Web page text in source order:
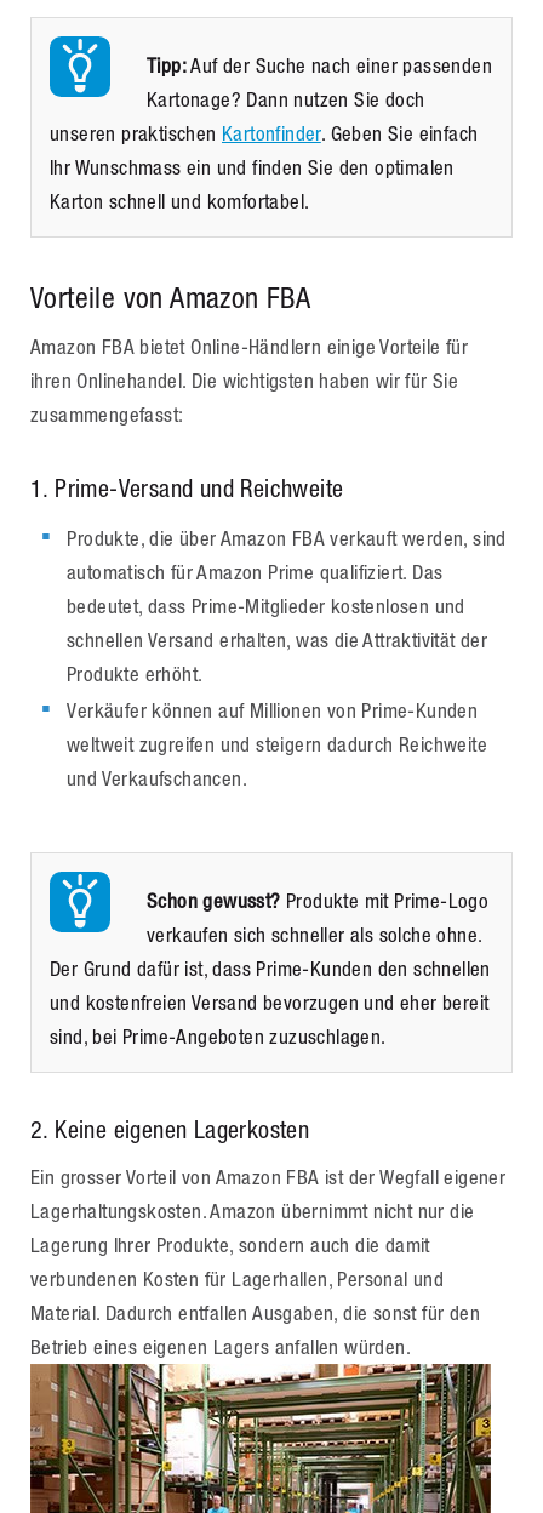
Tipp:Auf der Suche nach einer passenden
Kartonage? Dann nutzen Sie doch
unseren praktischen Kartonfinder. Geben Sie einfach
Ihr Wunschmass ein und finden Sie den optimalen
Karton schnell und komfortabel.
Vorteile von Amazon FBA
Amazon FBA bietet Online-Händlern einige Vorteile für
ihren Onlinehandel. Die wichtigsten haben wir für Sie
zusammengefasst:
1. Prime-Versand und Reichweite
Produkte, die über Amazon FBA verkauft werden, sind
automatisch für Amazon Prime qualifiziert. Das
bedeutet, dass Prime-Mitglieder kostenlosen und
schnellen Versand erhalten, was die Attraktivität der
Produkte erhöht.
Verkäufer können auf Millionen von Prime-Kunden
weltweit zugreifen und steigern dadurch Reichweite
und Verkaufschancen.
Schon gewusst? Produkte mit Prime-Logo
verkaufen sich schneller als solche ohne.
Der Grund dafür ist, dass Prime-Kunden den schnellen
und kostenfreien Versand bevorzugen und eher bereit
sind, bei Prime-Angeboten zuzuschlagen.
2. Keine eigenen Lagerkosten
Ein grosser Vorteil von Amazon FBA ist der Wegfall eigener
Lagerhaltungskosten. Amazon übernimmt nicht nur die
Lagerung Ihrer Produkte, sondern auch die damit
verbundenen Kosten für Lagerhallen, Personal und
Material. Dadurch entfallen Ausgaben, die sonst für den
Betrieb eines eigenen Lagers anfallen würden.